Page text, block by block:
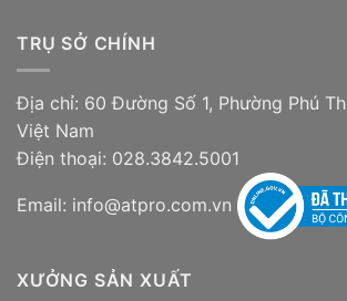
TRỤ SỞ CHÍNH
Địa chỉ: 60 Đường Số 1, Phường Phú
Việt Nam
Điện thoại: 028.3842.5001
Email: info@atpro.com.vn
XƯỞNG SẢN XUẤT